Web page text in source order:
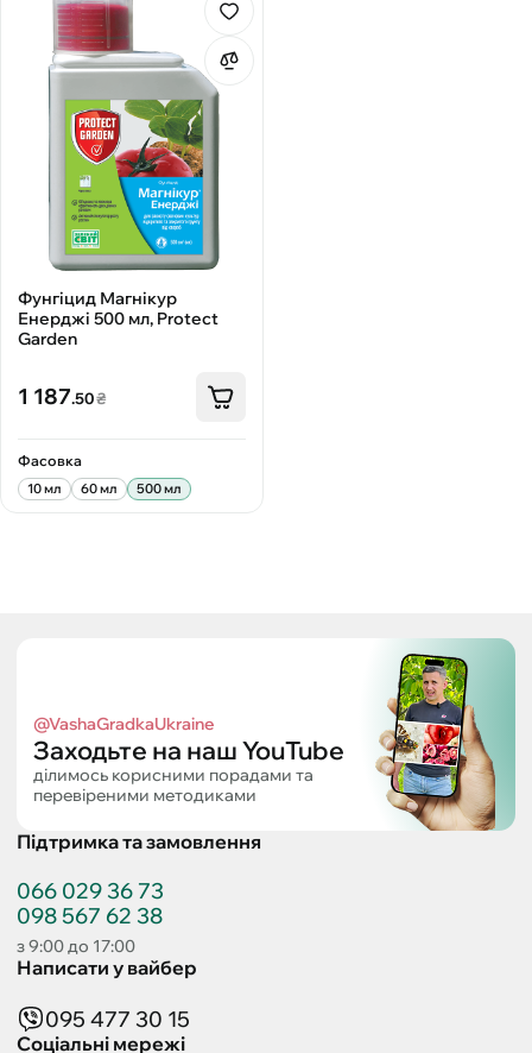
Фунгіцид Магнікур
Енерджі 500 мл, Protect
Garden
1 187.50₴
Фасовка
10 мл 60 мл 500 мл
@VashaGradkaUkraine
Заходьте на наш YouTube
ділимось корисними порадами та
перевіреними методиками
Підтримка та замовлення
066 029 36 73
098 567 62 38
з 9:00 до 17:00
Написати у вайбер
095 477 30 15
Соціальні мережі